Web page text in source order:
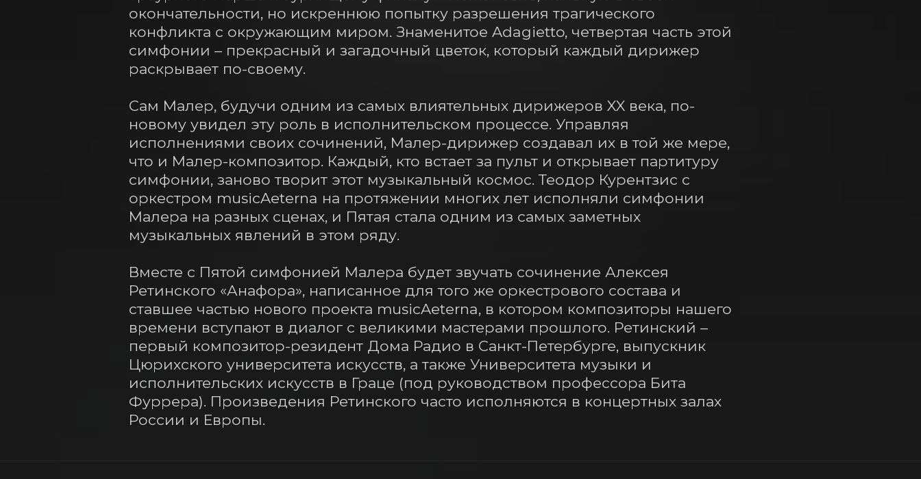
окончательности, но искреннюю попытку разрешения трагического
конфликта с окружающим миром. Знаменитое Adagietto, четвертая часть этой
симфонии – прекрасный и загадочный цветок, который каждый дирижер
раскрывает по-своему.
Сам Малер, будучи одним из самых влиятельных дирижеров XX века, по-
новому увидел эту роль в исполнительском процессе. Управляя
исполнениями своих сочинений, Малер-дирижер создавал их в той же мере,
что и Малер-композитор. Каждый, кто встает за пульт и открывает партитуру
симфонии, заново творит этот музыкальный космос. Теодор Курентзис с
оркестром musicAeterna на протяжении многих лет исполняли симфонии
Малера на разных сценах, и Пятая стала одним из самых заметных
музыкальных явлений в этом ряду.
Вместе с Пятой симфонией Малера будет звучать сочинение Алексея
Ретинского «Анафора», написанное для того же оркестрового состава и
ставшее частью нового проекта musicAeterna, в котором композиторы нашего
времени вступают в диалог с великими мастерами прошлого. Ретинский –
первый композитор-резидент Дома Радио в Санкт-Петербурге, выпускник
Цюрихского университета искусств, а также Университета музыки и
исполнительских искусств в Граце (под руководством профессора Бита
Фуррера). Произведения Ретинского часто исполняются в концертных залах
России и Европы.